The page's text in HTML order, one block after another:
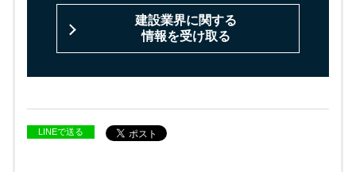
建設業界に関する
情報を受け取る
LINEで送る